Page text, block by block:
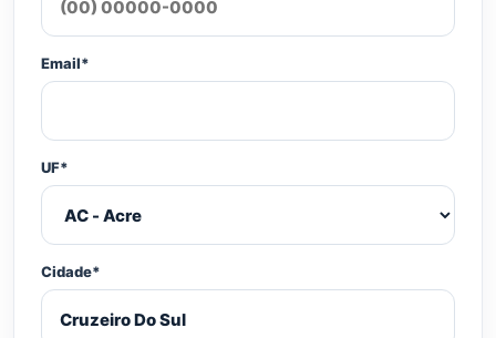
Email*
UF*
Cidade*